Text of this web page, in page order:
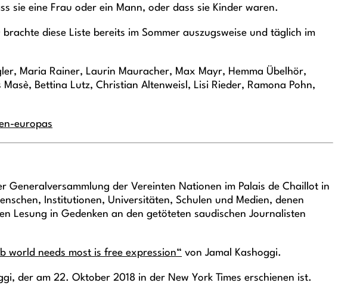
sie eine Frau oder ein Mann, oder dass sie Kinder waren.
diese Liste bereits im Sommer auszugsweise und täglich im
Maria Rainer, Laurin Mauracher, Max Mayr, Hemma Übelhör,
Bettina Lutz, Christian Altenweisl, Lisi Rieder, Ramona Pohn,
europas
Generalversammlung der Vereinten Nationen im Palais de Chaillot in
Institutionen, Universitäten, Schulen und Medien, denen
Lesung in Gedenken an den getöteten saudischen Journalisten
world needs most is free expression“ von Jamal Kashoggi.
der am 22. Oktober 2018 in der New York Times erschienen ist.